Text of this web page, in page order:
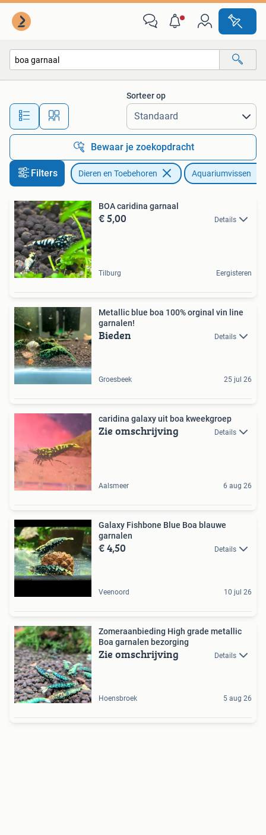
Alle afstanden…
Sorteer op
Bewaar je zoekopdracht
Filters Dieren en Toebehoren Aquariumvissen
BOA caridina garnaal
€ 5,00 Details
Tilburg Eergisteren
Metallic blue boa 100% orginal vin line
garnalen!
Bieden Details
Groesbeek 25 jul 26
caridina galaxy uit boa kweekgroep
Zie omschrijving Details
Aalsmeer 6 aug 26
Galaxy Fishbone Blue Boa blauwe
garnalen
€ 4,50 Details
Veenoord 10 jul 26
Zomeraanbieding High grade metallic
Boa garnalen bezorging
Zie omschrijving Details
Hoensbroek 5 aug 26